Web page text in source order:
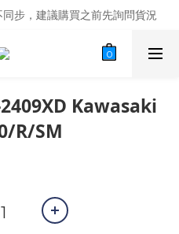
步，建議購買之前先詢問貨況
步，建議購買之前先詢問貨況
老字號，安全有保障
Kawasaki
R/SM